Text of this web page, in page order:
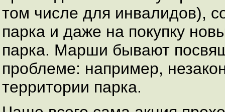
том числе для инвалидов),
парка и даже на покупку
парка. Марши бывают
проблеме: например,
территории парка.